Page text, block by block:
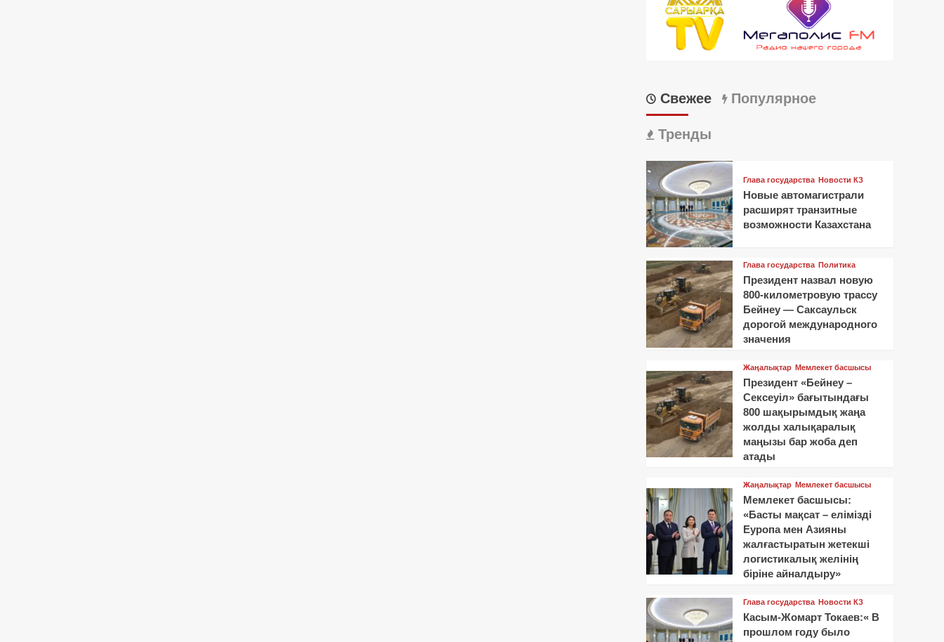
Свежее Популярное
Тренды
Глава государства Новости КЗ
Новые автомагистрали
расширят транзитные
возможности Казахстана
Глава государства Политика
Президент назвал новую
800-километровую трассу
Бейнеу — Саксаульск
дорогой международного
значения
Жаңалықтар Мемлекет басшысы
Президент «Бейнеу –
Сексеуіл» бағытындағы
800 шақырымдық жаңа
жолды халықаралық
маңызы бар жоба деп
атады
Жаңалықтар Мемлекет басшысы
Мемлекет басшысы:
«Басты мақсат – елімізді
Еуропа мен Азияны
жалғастыратын жетекші
логистикалық желінің
біріне айналдыру»
Глава государства Новости КЗ
Касым-Жомарт Токаев:« В
прошлом году было